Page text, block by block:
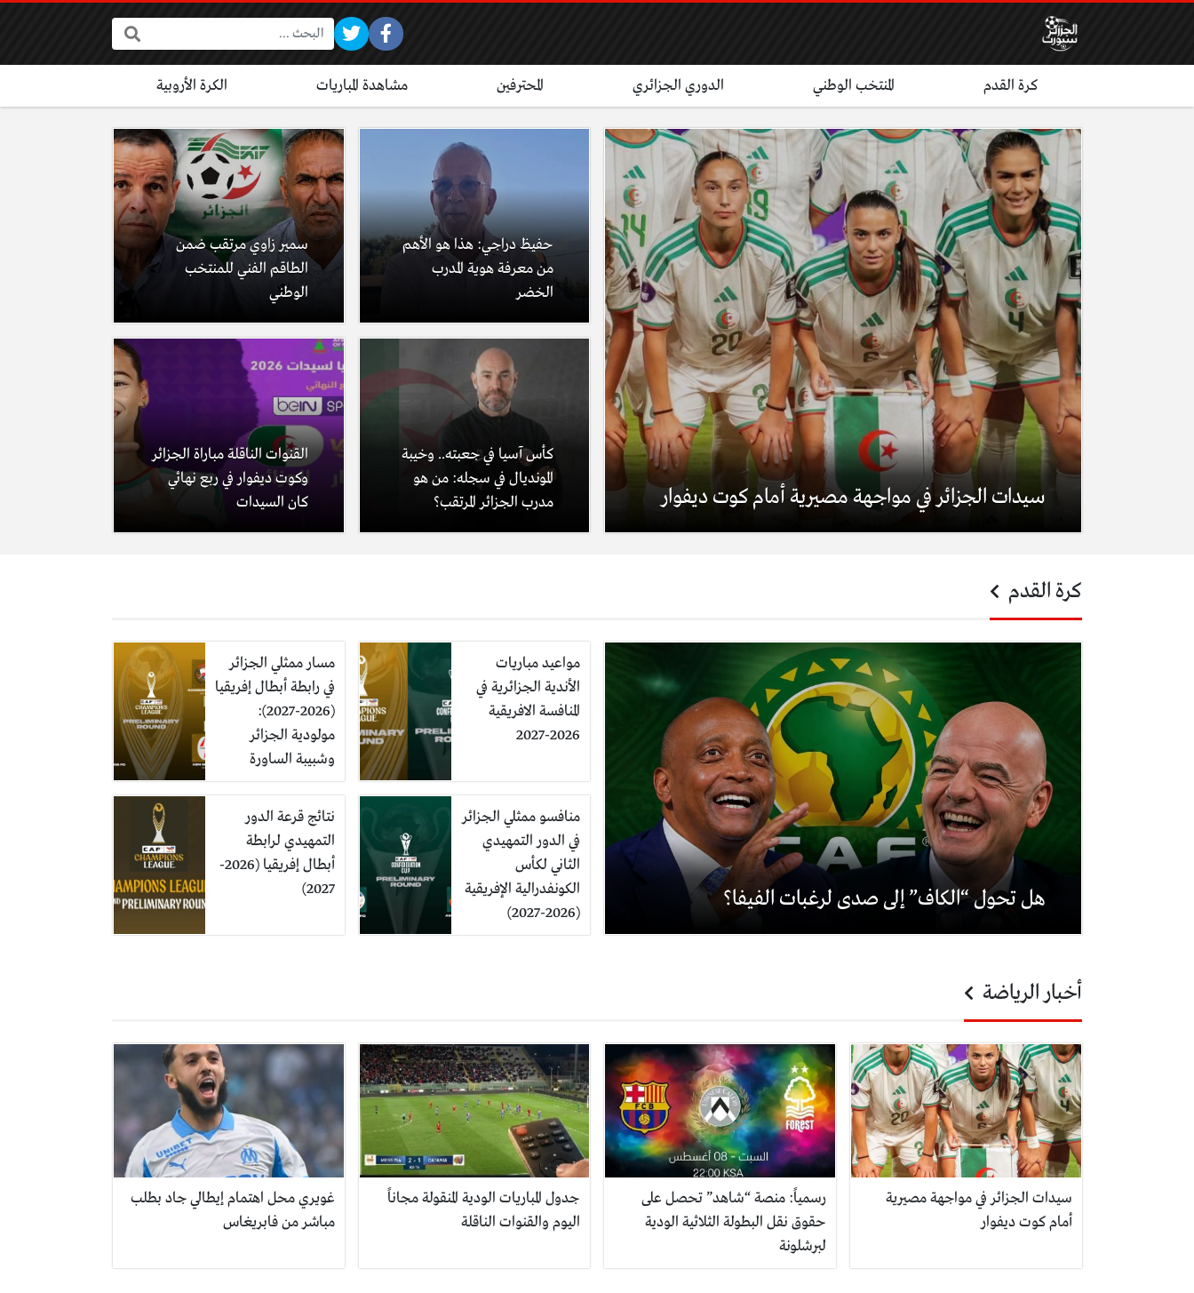
البحث:
كرة القدم المنتخب الوطني الدوري الجزائري المحترفين مشاهدة المباريات الكرة الأروبية
سيدات الجزائر في مواجهة مصيرية أمام كوت ديفوار
حفيظ دراجي: هذا هو الأهم
من معرفة هوية المدرب
الخضر
سمير زاوي مرتقب ضمن
الطاقم الفني للمنتخب
الوطني
كأس آسيا في جعبته.. وخيبة
المونديال في سجله: من هو
مدرب الجزائر المرتقب؟
القنوات الناقلة مباراة الجزائر
وكوت ديفوار في ربع نهائي
كان السيدات
كرة القدم
هل تحول “الكاف” إلى صدى لرغبات الفيفا؟
مواعيد مباريات
الأندية الجزائرية في
المنافسة الافريقية
2026-2027
مسار ممثلي الجزائر
في رابطة أبطال إفريقيا
(2026-2027):
مولودية الجزائر
وشبيبة الساورة
منافسو ممثلي الجزائر
في الدور التمهيدي
الثاني لكأس
الكونفدرالية الإفريقية
(2026-2027)
نتائج قرعة الدور
التمهيدي لرابطة
أبطال إفريقيا (2026-
2027)
أخبار الرياضة
سيدات الجزائر في مواجهة مصيرية
أمام كوت ديفوار
رسمياً: منصة “شاهد” تحصل على
حقوق نقل البطولة الثلاثية الودية
لبرشلونة
جدول المباريات الودية المنقولة مجاناً
اليوم والقنوات الناقلة
غويري محل اهتمام إيطالي جاد بطلب
مباشر من فابريغاس